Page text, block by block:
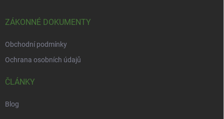
ZÁKONNÉ DOKUMENTY
Obchodní podmínky
Ochrana osobních údajů
ČLÁNKY
Blog